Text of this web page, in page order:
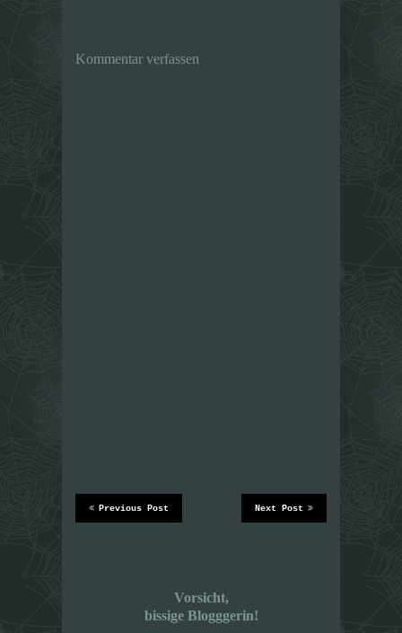
Kommentar verfassen
Next Post
Previous Post
Vorsicht,
bissige Blogggerin!